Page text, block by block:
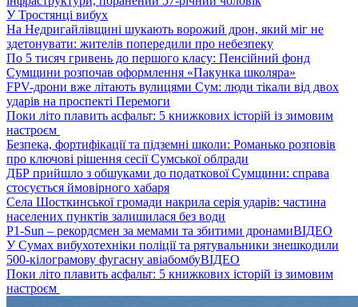
У Тростянці вибух
На Недригайлівщині шукають ворожий дрон, який міг не
здетонувати: жителів попередили про небезпеку
По 5 тисяч гривень до першого класу: Пенсійний фонд
Сумщини розпочав оформлення «Пакунка школяра»
FPV-дрони вже літають вулицями Сум: люди тікали від двох
ударів на проспекті Перемоги
Поки літо плавить асфальт: 5 книжкових історій із зимовим
настроєм
Безпека, фортифікації та підземні школи: Романько розповів
про ключові рішення сесії Сумської облради
ДБР прийшло з обшуками до податкової Сумщини: справа
стосується ймовірного хабаря
Села Шосткинської громади накрила серія ударів: частина
населених пунктів залишилася без води
P1-Sun – рекордсмен за мемами та збитими дронамиВІДЕО
У Сумах вибухотехніки поліції та рятувальники знешкодили
500-кілограмову фугасну авіабомбуВІДЕО
Поки літо плавить асфальт: 5 книжкових історій із зимовим
настроєм